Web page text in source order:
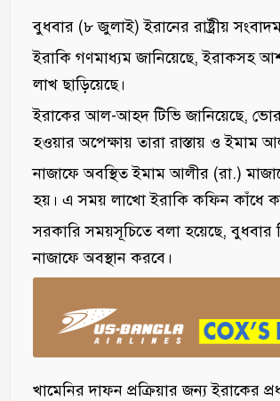
বুধবার (৮ জুলাই) ইরানের রাষ্ট্রীয়
ইরাকি গণমাধ্যম জানিয়েছে, ইরাকসহ
লাখ ছাড়িয়েছে।
ইরাকের আল-আহদ টিভি জানিয়েছে,
হওয়ার অপেক্ষায় তারা রাস্তায় ও ইমাম
নাজাফে অবস্থিত ইমাম আলীর (রা.)
হয়। এ সময় লাখো ইরাকি কফিন কাঁধে
সরকারি সময়সূচিতে বলা হয়েছে, বুধবার
নাজাফে অবস্থান করবে।
খামেনির দাফন প্রক্রিয়ার জন্য ইরাকের